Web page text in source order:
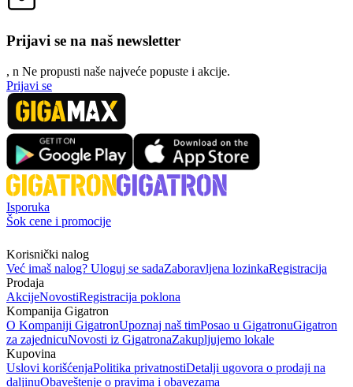
Prijavi se na naš newsletter
, n Ne propusti naše najveće popuste i akcije.
Prijavi se
Isporuka
Šok cene i promocije
Korisnički nalog
Već imaš nalog? Uloguj se sadaZaboravljena lozinkaRegistracija
Prodaja
AkcijeNovostiRegistracija poklona
Kompanija Gigatron
O Kompaniji GigatronUpoznaj naš timPosao u GigatronuGigatron
za zajednicuNovosti iz GigatronaZakupljujemo lokale
Kupovina
Uslovi korišćenjaPolitika privatnostiDetalji ugovora o prodaji na
daljinuObaveštenje o pravima i obavezama